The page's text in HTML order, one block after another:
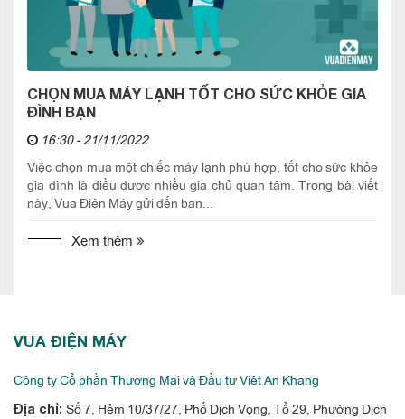
CHỌN MUA MÁY LẠNH TỐT CHO SỨC KHỎE GIA
ĐÌNH BẠN
16:30 - 21/11/2022
Việc chọn mua một chiếc máy lạnh phù hợp, tốt cho sức khỏe
gia đình là điều được nhiều gia chủ quan tâm. Trong bài viết
này, Vua Điện Máy gửi đến bạn...
Xem thêm
VUA ĐIỆN MÁY
Công ty Cổ phần Thương Mại và Đầu tư Việt An Khang
Địa chỉ: Số 7, Hẻm 10/37/27, Phố Dịch Vọng, Tổ 29, Phường Dịch